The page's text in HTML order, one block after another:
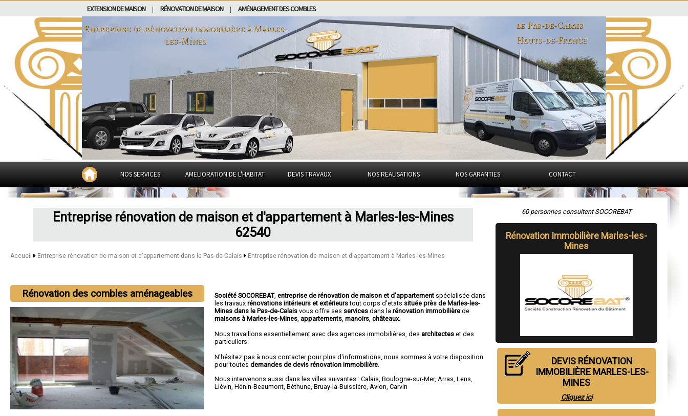
EXTENSION DE MAISON RÉNOVATION DE MAISON AMÉNAGEMENT DES COMBLES
Entreprise de rénovation immobilière àMarles-
les-Mines
le Pas-de-Calais
Hauts-de-France
NOS SERVICES AMELIORATION DE L'HABITAT DEVIS TRAVAUX NOS REALISATIONS NOS GARANTIES CONTACT
Entreprise rénovation de maison et d'appartement à Marles-les-Mines
62540
Accueil Entreprise rénovation de maison et d'appartement dans le Pas-de-Calais Entreprise rénovation de maison et d'appartement à Marles-les-Mines
Rénovation des combles aménageables Société SOCOREBAT,entreprise de rénovation de maison et d'appartement spécialisée dans
les travauxrénovations intérieurs et extérieurstout corps d'etats située près de Marles-les-
Mines dans le Pas-de-Calaisvous offre ses services dans larénovation immobilière de
maisons à Marles-les-Mines appartements ,manoirs ,châteaux.
Nous travaillons essentiellement avec des agences immobilières, des architectes et des
particuliers.
N'hésitez pas à nous contacter pour plus d'informations, nous sommes à votre disposition
pour toutesdemandes de devis rénovation immobilière
Nous intervenons aussi dans les villes suivantes :Calais ,Boulogne-sur-Mer, Arras ,Lens
Liévin ,Hénin-Beaumont ,Béthune ,Bruay-la-Buissière Avion ,Carvin
60 personnes consultent SOCOREBAT
Rénovation Immobilière Marles-les-
Mines
DEVIS RÉNOVATION
IMMOBILIÈRE MARLES-LES-
MINES
Cliquez ici